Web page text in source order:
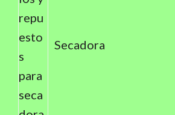
Secadora